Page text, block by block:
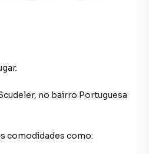
, no bairro Portuguesa
comodidades como: